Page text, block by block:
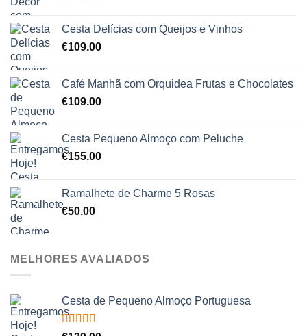
Cesta Delícias com Queijos e Vinhos
€109.00
Café Manhã com Orquidea Frutas e Chocolates
€109.00
Cesta Pequeno Almoço com Peluche
€155.00
Ramalhete de Charme 5 Rosas
€50.00
MELHORES AVALIADOS
Cesta de Pequeno Almoço Portuguesa